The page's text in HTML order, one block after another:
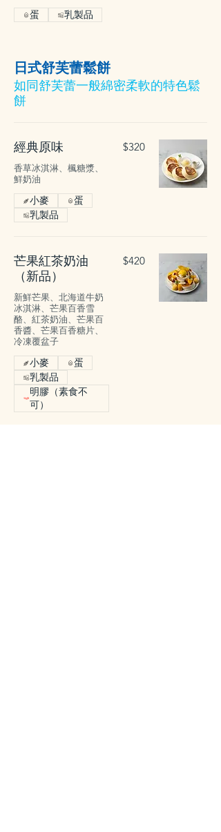
蛋 乳製品
日式舒芙蕾鬆餅
如同舒芙蕾一般綿密柔軟的特色鬆
餅
經典原味
香草冰淇淋、楓糖漿、
鮮奶油
$320
小麥
蛋
乳製品
芒果紅茶奶油
（新品）
新鮮芒果、北海道牛奶
冰淇淋、芒果百香雪
酪、紅茶奶油、芒果百
香醬、芒果百香糖片、
冷凍覆盆子
$420
小麥
蛋
乳製品
明膠（素食不
可）